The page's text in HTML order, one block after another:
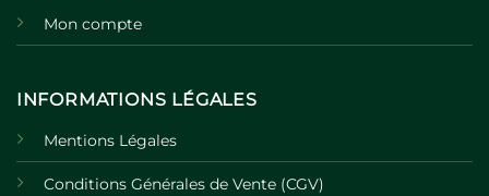
Mon compte
INFORMATIONS LÉGALES
Mentions Légales
Conditions Générales de Vente (CGV)